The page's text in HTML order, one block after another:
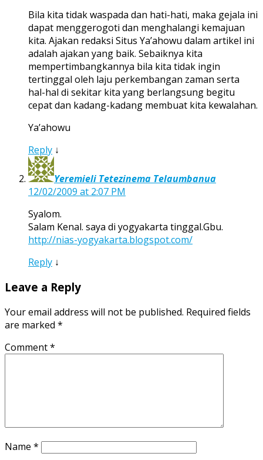
Bila kita tidak waspada dan hati-hati, maka gejala ini
dapat menggerogoti dan menghalangi kemajuan
kita. Ajakan redaksi Situs Ya’ahowu dalam artikel ini
adalah ajakan yang baik. Sebaiknya kita
mempertimbangkannya bila kita tidak ingin
tertinggal oleh laju perkembangan zaman serta
hal-hal di sekitar kita yang berlangsung begitu
cepat dan kadang-kadang membuat kita kewalahan.
Ya’ahowu
Reply ↓
Yeremieli Tetezinema Telaumbanua
12/02/2009 at 2:07 PM
Syalom.
Salam Kenal. saya di yogyakarta tinggal.Gbu.
http://nias-yogyakarta.blogspot.com/
Reply ↓
Leave a Reply
Your email address will not be published. Required fields
are marked *
Comment*
Name *